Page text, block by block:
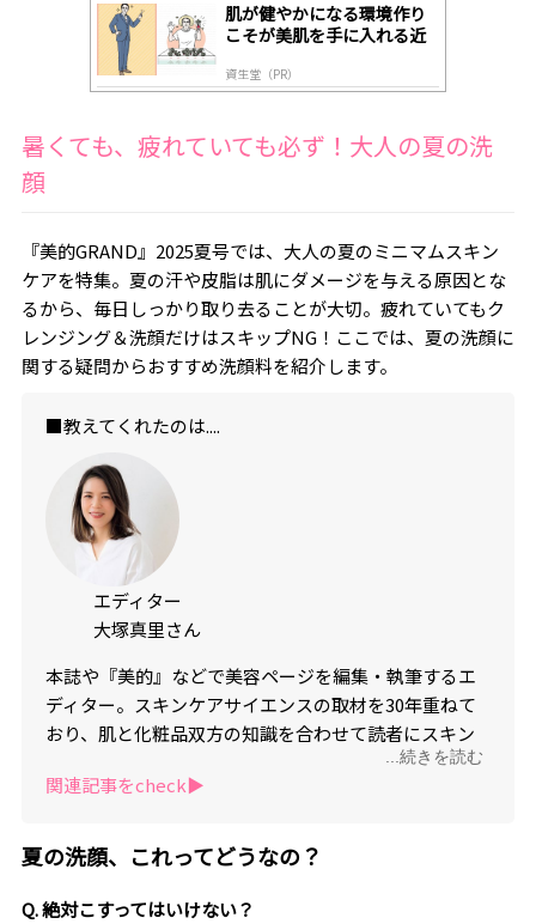
肌が健やかになる環境作り
こそが美肌を手に入れる近
資生堂（PR）
暑くても、疲れていても必ず！大人の夏の洗
顔
『美的GRAND』2025夏号では、大人の夏のミニマムスキン
ケアを特集。夏の汗や皮脂は肌にダメージを与える原因とな
るから、毎日しっかり取り去ることが大切。疲れていてもク
レンジング＆洗顔だけはスキップNG！ここでは、夏の洗顔に
関する疑問からおすすめ洗顔料を紹介します。
■教えてくれたのは....
エディター
大塚真里さん
本誌や『美的』などで美容ページを編集・執筆するエ
ディター。スキンケアサイエンスの取材を30年重ねて
おり、肌と化粧品双方の知識を合わせて読者にスキン
...続きを読む
関連記事をcheck▶︎
夏の洗顔、これってどうなの？
Q. 絶対こすってはいけない？